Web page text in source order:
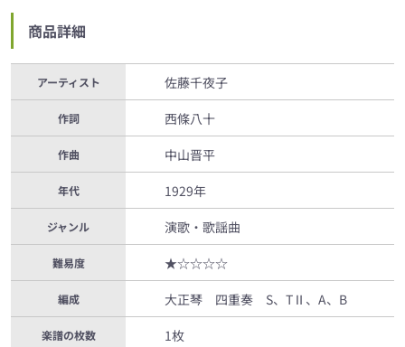
商品詳細
アーティスト 佐藤千夜子
作詞 西條八十
作曲 中山晋平
年代 1929年
ジャンル 演歌・歌謡曲
難易度 ★☆☆☆☆
編成 大正琴 四重奏 S、TⅡ、A、B
楽譜の枚数 1枚